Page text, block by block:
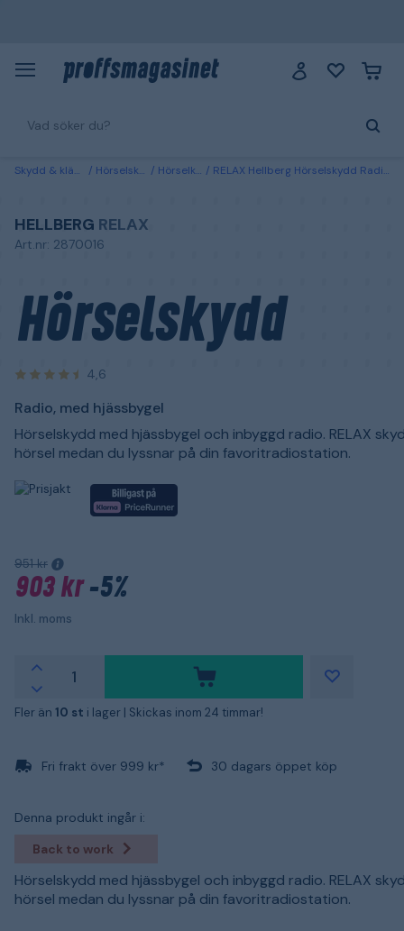
Skydd & kläder Hörselskydd Hörselkåpor RELAX Hellberg Hörselskydd Radio, med hjässbygel
HELLBERG RELAX
Art.nr: 2870016
Hörselskydd
4,6
Radio, med hjässbygel
Hörselskydd med hjässbygel och inbyggd radio. RELAX
hörsel medan du lyssnar på din favoritradiostation.
951 kr
903 kr-5%
Inkl. moms
Fler än 10 st i lager | Skickas inom 24 timmar!
Fri frakt över 999 kr* 30 dagars öppet köp
Denna produkt ingår i:
Back to work
Hörselskydd med hjässbygel och inbyggd radio. RELAX
hörsel medan du lyssnar på din favoritradiostation.